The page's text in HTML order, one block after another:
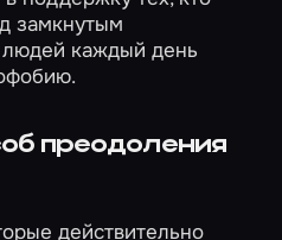
замкнутым
людей каждый день
преодоления
действительно